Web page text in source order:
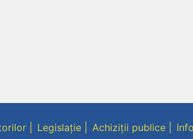
Legislație Achiziții publice